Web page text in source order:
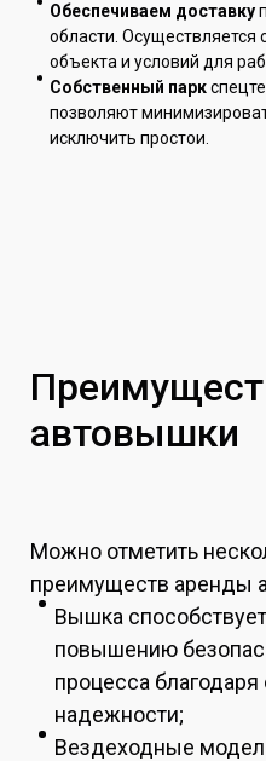
Обеспечиваем доставку
области. Осуществляется
объекта и условий для
Собственный парк
позволяют
исключить простои.
автовышки
Можно отметить
преимуществ аренды
Вышка
повышению
процесса
надежности;
Вездеходные